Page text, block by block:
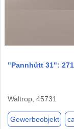
"Pannhütt 31":
Waltrop, 45731
Gewerbeobjekt